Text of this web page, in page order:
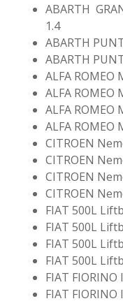
ABARTH
1.4
ABARTH
ABARTH
ALFA ROMEO
ALFA ROMEO
ALFA
ALFA ROMEO
CITROEN
CITROEN
CITROEN
CITROEN
FIAT 500L
FIAT 500L
FIAT 500L
FIAT 500L
FIAT
FIAT